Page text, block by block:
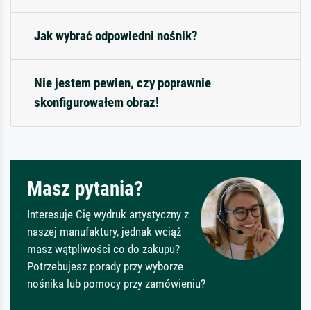
Jak wybrać odpowiedni nośnik?
Nie jestem pewien, czy poprawnie
skonfigurowałem obraz!
Masz pytania?
Interesuje Cię wydruk artystyczny z
naszej manufaktury, jednak wciąż
masz wątpliwości co do zakupu?
Potrzebujesz porady przy wyborze
nośnika lub pomocy przy zamówieniu?